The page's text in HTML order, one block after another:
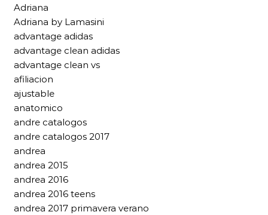
Adriana
Adriana by Lamasini
advantage adidas
advantage clean adidas
advantage clean vs
afiliacion
ajustable
anatomico
andre catalogos
andre catalogos 2017
andrea
andrea 2015
andrea 2016
andrea 2016 teens
andrea 2017 primavera verano